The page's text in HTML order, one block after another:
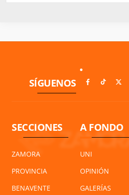
SÍGUENOS
SECCIONES
ZAMORA
PROVINCIA
BENAVENTE
A FONDO
UNI
OPINIÓN
GALERÍAS